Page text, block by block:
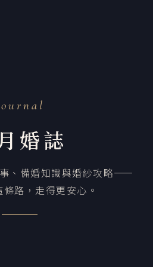
婚誌
、備婚知識與婚紗攻略——
路，走得更安心。